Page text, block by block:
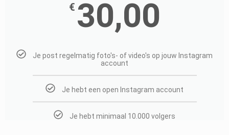
€ 30,00
Je post regelmatig foto's- of video's op jouw Instagram
account
Je hebt een open Instagram account
Je hebt minimaal 10.000 volgers